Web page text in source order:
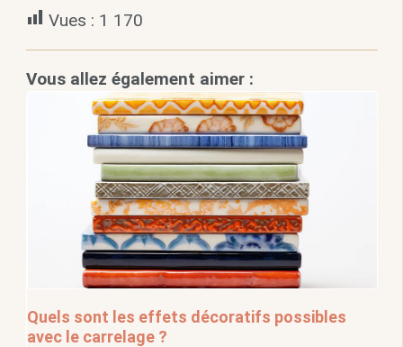
Vues : 1 170
Vous allez également aimer :
Quels sont les effets décoratifs possibles
avec le carrelage ?